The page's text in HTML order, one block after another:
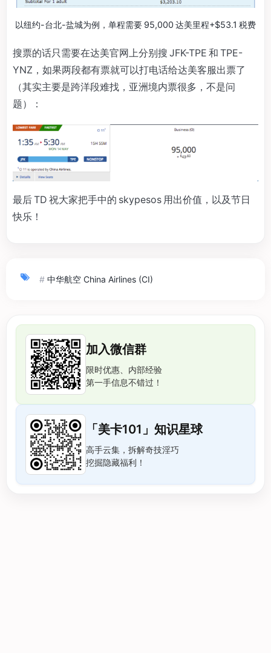
以纽约-台北-盐城为例，单程需要 95,000 达美里程+$53.1 税费
搜票的话只需要在达美官网上分别搜 JFK-TPE 和 TPE-
YNZ，如果两段都有票就可以打电话给达美客服出票了
（其实主要是跨洋段难找，亚洲境内票很多，不是问
题）：
最后 TD 祝大家把手中的 skypesos 用出价值，以及节日
快乐！
# 中华航空 China Airlines (CI)
加入微信群
限时优惠、内部经验
第一手信息不错过！
「美卡101」知识星球
高手云集，拆解奇技淫巧
挖掘隐藏福利！